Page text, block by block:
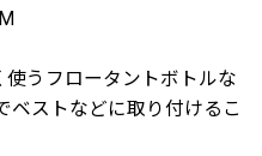
うフロータントボトルな
ベストなどに取り付けるこ